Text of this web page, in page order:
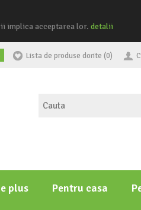
implica acceptarea lor. detalii
Lista de produse dorite (0)
plus Pentru casa